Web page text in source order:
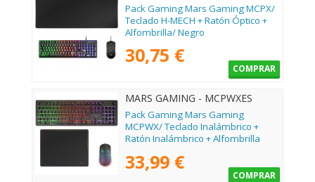
Pack Gaming Mars Gaming MCPX/
Teclado H-MECH + Ratón Óptico +
Alfombrilla/ Negro
30,75 €
COMPRAR
MARS GAMING - MCPWXES
Pack Gaming Mars Gaming
MCPWX/ Teclado Inalámbrico +
Ratón Inalámbrico + Alfombrilla
33,99 €
COMPRAR